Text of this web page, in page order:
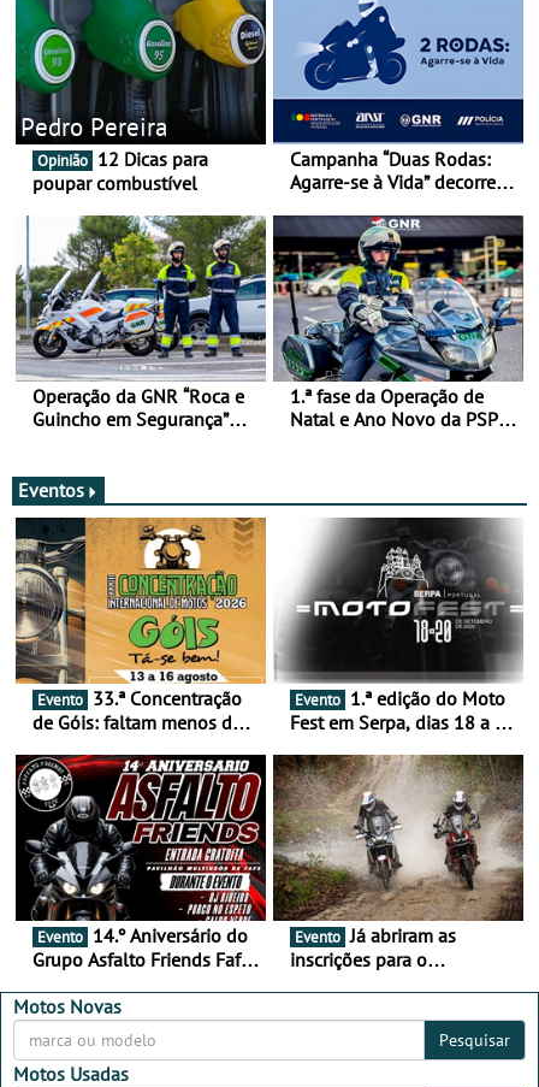
Pedro Pereira
Opinião
poupar combustível
Campanha “Duas Rodas:
Agarre-se à Vida” decorre
Operação da GNR “Roca e
Guincho em Segurança”
1.ª fase da Operação de
Natal e Ano Novo da PSP e
Eventos
Evento
de Góis: faltam menos de
16 de agosto
Evento
Fest em Serpa, dias 18 a 20
duas rodas invade o Baixo
Alentejo
Evento
Grupo Asfalto Friends Fafe,
2026
Evento Já abriram as
inscrições para o
Motos Novas
Pesquisar
Motos Usadas